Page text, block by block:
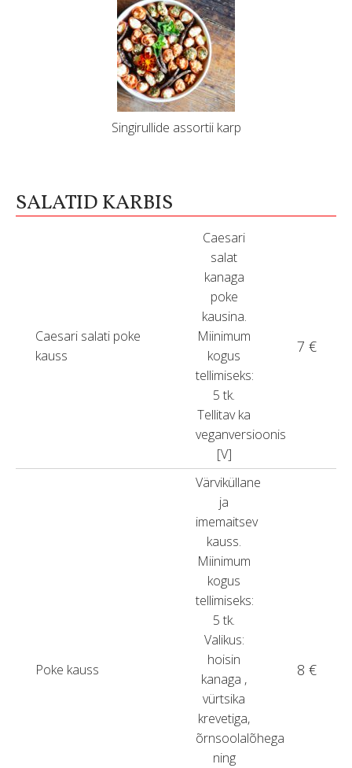
Singirullide assortii karp
SALATID KARBIS
Caesari salati poke
kauss
Caesari
salat
kanaga
poke
kausina.
Miinimum
kogus
tellimiseks:
5 tk.
Tellitav ka
veganversioonis
[V]
7 €
Poke kauss
Värviküllane
ja
imemaitsev
kauss.
Miinimum
kogus
tellimiseks:
5 tk.
Valikus:
hoisin
kanaga ,
vürtsika
krevetiga,
õrnsoolalõhega
ning
8 €